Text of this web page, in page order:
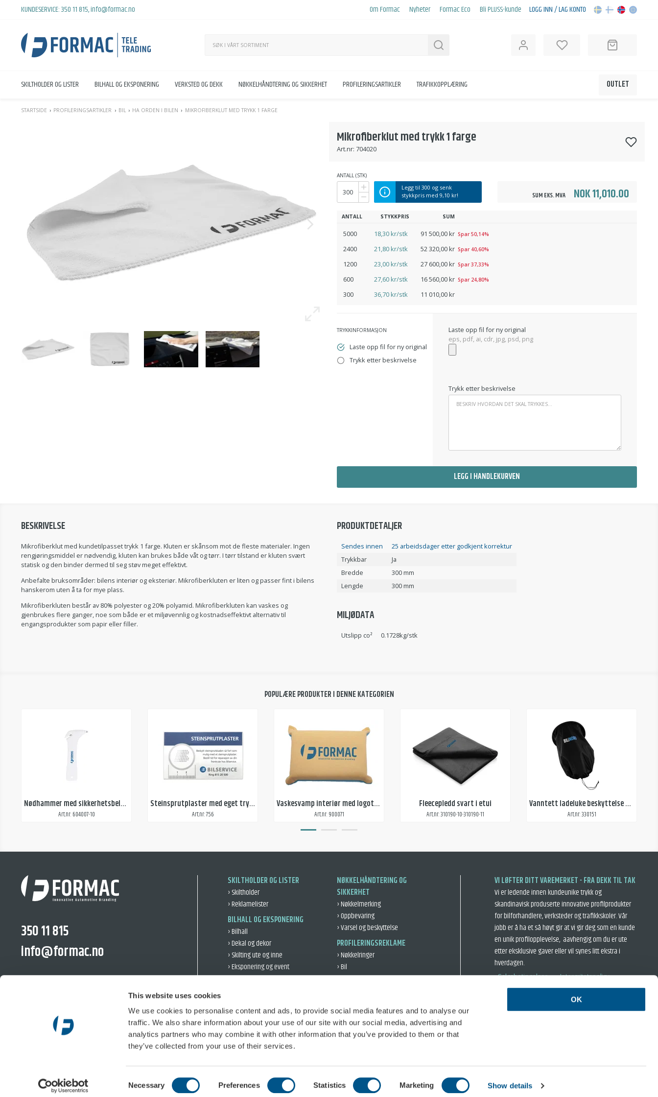
This website uses cookies
We use cookies to personalise content and ads, to provide social media features and to analyse our
traffic. We also share information about your use of our site with our social media, advertising and
analytics partners who may combine it with other information that you’ve provided to them or that
they’ve collected from your use of their services.
Selection
Necessary Preferences Statistics Marketing Show details
OK
KUNDESERVICE:350 11 815,info@formac.no Om Formac Nyheter Formac Eco Bli PLUSS-kunde LOGG INN / LAG KONTO
SKILTHOLDER OG LISTER BILHALL OG EKSPONERING VERKSTED OG DEKK NØKKELHÅNDTERING OG SIKKERHET PROFILERINGSARTIKLER TRAFIKKOPPLÆRING OUTLET
STARTSIDE PROFILERINGSARTIKLER BIL HA ORDEN I BILEN MIKROFIBERKLUT MED TRYKK 1 FARGE
Mikrofiberklut med trykk 1 farge
Art.nr: 704020
ANTALL (STK)
Legg til 300 og senk
stykkpris med 9,10 kr! SUM EKS. MVA NOK 11,010.00
ANTALL STYKKPRIS SUM
5000 18,30 kr/stk 91 500,00 kr Spar 50,14%
2400 21,80 kr/stk 52 320,00 kr Spar 40,60%
1200 23,00 kr/stk 27 600,00 kr Spar 37,33%
600 27,60 kr/stk 16 560,00 kr Spar 24,80%
300 36,70 kr/stk 11 010,00 kr
TRYKKINFORMASJON
Laste opp fil for ny original
Trykk etter beskrivelse
Laste opp fil for ny original
eps, pdf, ai, cdr, jpg, psd, png
Trykk etter beskrivelse
LEGG I HANDLEKURVEN
BESKRIVELSE
Mikrofiberklut med kundetilpasset trykk 1 farge. Kluten er skånsom mot de fleste materialer. Ingen
rengjøringsmiddel er nødvendig, kluten kan brukes både våt og tørr. I tørr tilstand er kluten svært
statisk og den binder dermed til seg støv meget effektivt.
Anbefalte bruksområder: bilens interiør og eksteriør. Mikrofiberkluten er liten og passer fint i bilens
hanskerom uten å ta for mye plass.
Mikrofiberkluten består av 80% polyester og 20% polyamid. Mikrofiberkluten kan vaskes og
gjenbrukes flere ganger, noe som både er et miljøvennlig og kostnadseffektivt alternativ til
engangsprodukter som papir eller filler.
PRODUKTDETALJER
Sendes innen
25 arbeidsdager etter godkjent korrektur
Trykkbar
Ja
Bredde
300 mm
Lengde
300 mm
MILJØDATA
Utslipp co² 0.1728kg/stk
POPULÆRE PRODUKTER I DENNE KATEGORIEN
Nødhammer med sikkerhetsbeltekutter, 1-farget trykk
Art.nr: 604007-10
Steinsprutplaster med eget trykk
Art.nr: 756
Vaskesvamp interiør med logotrykk
Art.nr: 900071
Fleecepledd svart i etui
Art.nr: 310190-10-310190-11
Vanntett ladeluke beskyttelse til elbil
Art.nr: 330151
350 11 815
info@formac.no
linkedin.com/company/formac-no
SKILTHOLDER OG LISTER
› Skiltholder
› Reklamelister
BILHALL OG EKSPONERING
› Bilhall
› Dekal og dekor
› Skilting ute og inne
› Eksponering og event
› Dekklogistikk
› Bilbeskyttelse
NØKKELHÅNDTERING OG
SIKKERHET
› Nøkkelmerking
› Oppbevaring
› Varsel og beskyttelse
PROFILERINGSREKLAME
› Nøkkelringer
› Bil
› Kundegaver
TRAFIKKOPPLÆRING
› Øvelseskjøring
› Salg
VI LØFTER DITT VAREMERKET - FRA DEKK TIL TAK
Vi er ledende innen kundeunike trykk og
skandinavisk produserte innovative profilprodukter
for bilforhandlere, verksteder og trafikkskoler. Vår
jobb er å ha et så høyt gir at vi gir deg som en kunde
en unik profilopplevelse, aavhengig om du er ute
etter eksklusive gaver eller vil synes litt ekstra i
hverdagen.
› Salgsbetingelser › Intergritetspolicy